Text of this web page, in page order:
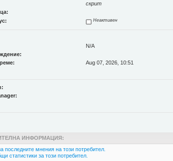
скрит
Неактивен
N/A
Aug 07, 2026, 10:51
ИНФОРМАЦИЯ:
последните мнения на този потребител.
статистики за този потребител.